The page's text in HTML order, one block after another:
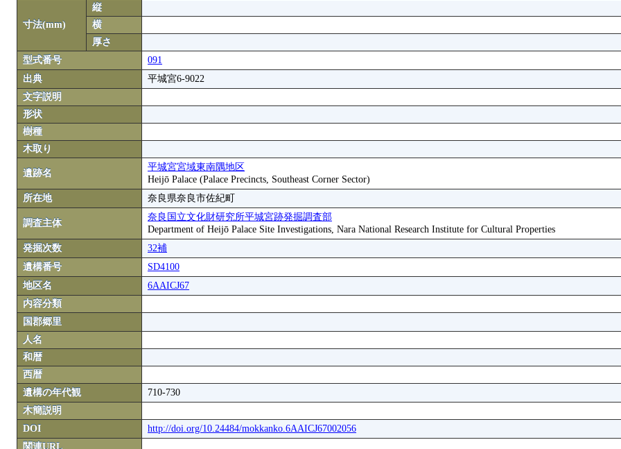
寸法(mm)
縦
横
厚さ
型式番号
091
出典
平城宮6-9022
文字説明
形状
樹種
木取り
遺跡名
平城宮宮域東南隅地区
Heijō Palace (Palace Precincts, Southeast Corner Sector)
所在地
奈良県奈良市佐紀町
調査主体
奈良国立文化財研究所平城宮跡発掘調査部
Department of Heijō Palace Site Investigations, Nara National Research Institute for Cultural Properties
発掘次数
32補
遺構番号
SD4100
地区名
6AAICJ67
内容分類
国郡郷里
人名
和暦
西暦
遺構の年代観
710-730
木簡説明
DOI
http://doi.org/10.24484/mokkanko.6AAICJ67002056
関連URL